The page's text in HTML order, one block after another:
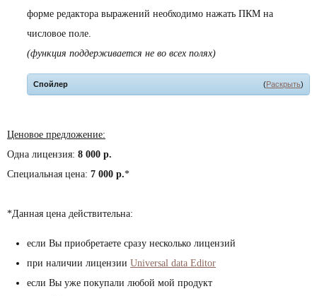
форме редактора выражений необходимо нажать ПКМ на
числовое поле.
(функция поддерживается не во всех полях)
(Раскрыть)
Спойлер
Ценовое предложение:
Одна лицензия: 8 000 р.
Специальная цена: 7 000 р.*
*Данная цена действительна:
если Вы приобретаете сразу несколько лицензий
при наличии лицензии Universal data Editor
если Вы уже покупали любой мой продукт